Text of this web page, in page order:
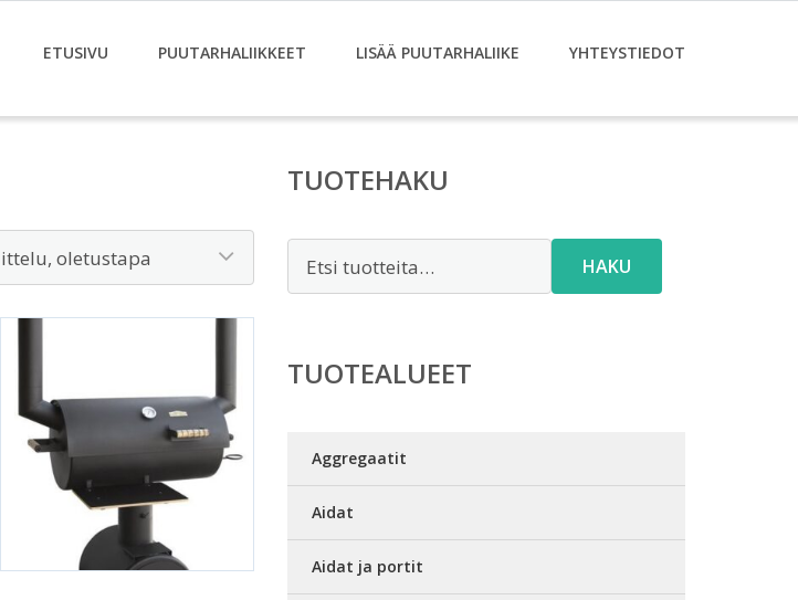
ETUSIVU PUUTARHALIIKKEET LISÄÄ PUUTARHALIIKE YHTEYSTIEDOT
TUOTEHAKU
HAKU
TUOTEALUEET
Aggregaatit
Aidat
Aidat ja portit